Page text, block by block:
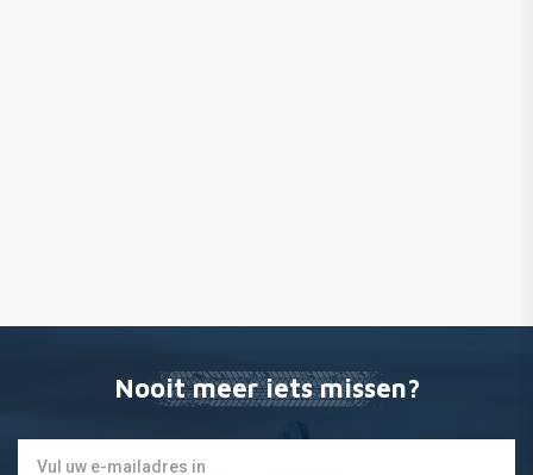
Nooit meer iets missen?